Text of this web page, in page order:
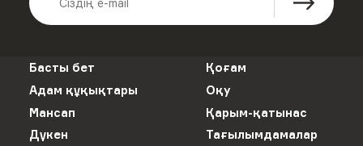
Басты бет
Қоғам
Адам құқықтары
Оқу
Мансап
Қарым-қатынас
Дүкен
Тағылымдамалар